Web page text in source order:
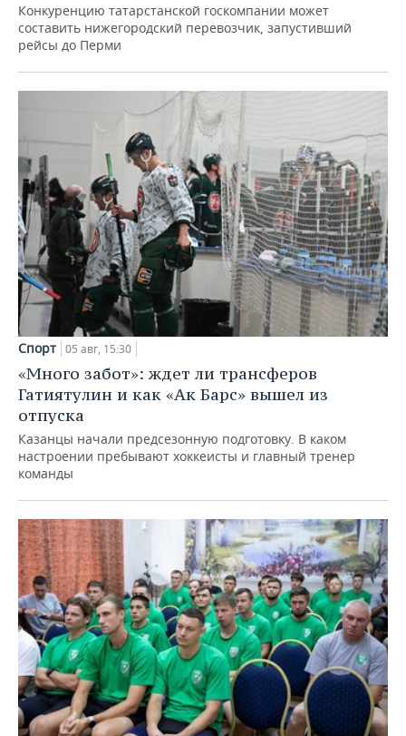
Конкуренцию татарстанской госкомпании может
составить нижегородский перевозчик, запустивший
рейсы до Перми
Спорт 05 авг, 15:30
«Много забот»: ждет ли трансферов
Гатиятулин и как «Ак Барс» вышел из
отпуска
Казанцы начали предсезонную подготовку. В каком
настроении пребывают хоккеисты и главный тренер
команды